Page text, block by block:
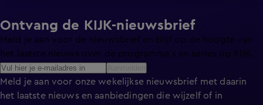
Ontvang de KIJK-nieuwsbrief
Meld je aan voor de nieuwsbrief en blijf op de hoogte van
het laatste nieuws over de programma’s en series op KIJK.
Meld je aan voor onze wekelijkse nieuwsbrief met daarin
het laatste nieuws en aanbiedingen die wijzelf of in